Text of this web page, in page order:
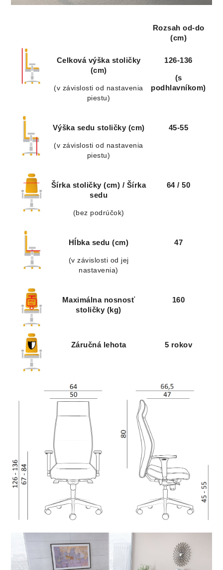
Rozsah od-do
(cm)
Celková výška stoličky
(cm)
(v závislosti od nastavenia
piestu)
126-136
(s
podhlavníkom)
Výška sedu stoličky (cm)
(v závislosti od nastavenia
piestu)
45-55
Šírka stoličky (cm) / Šírka
sedu
(bez podrúčok)
64 / 50
Hĺbka sedu (cm)
(v závislosti od jej
nastavenia)
47
Maximálna nosnosť
stoličky (kg)
160
Záručná lehota 5 rokov